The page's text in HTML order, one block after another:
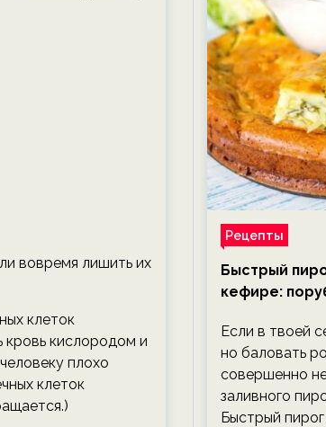
вовремя лишить их
клеток
кровь кислородом и
плохо
клеток
Рецепты
Быстрый
кефире:
Если в твоей
но баловать
совершенно
заливного
Быстрый